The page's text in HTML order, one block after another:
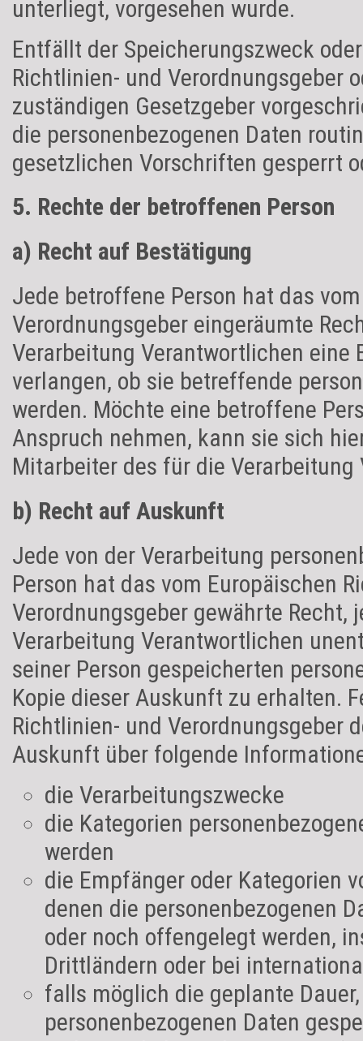
unterliegt, vorgesehen wurde.
Entfällt der Speicherungszweck
Richtlinien- und Verordnungsgeber
zuständigen Gesetzgeber
die personenbezogenen Daten
gesetzlichen Vorschriften gesperrt
5. Rechte der betroffenen Person
a) Recht auf Bestätigung
Jede betroffene Person hat das
Verordnungsgeber eingeräumte
Verarbeitung Verantwortlichen eine
verlangen, ob sie betreffende
werden. Möchte eine betroffene
Anspruch nehmen, kann sie sich
Mitarbeiter des für die
b) Recht auf Auskunft
Jede von der Verarbeitung
Person hat das vom Europäischen
Verordnungsgeber gewährte Recht,
Verarbeitung Verantwortlichen
seiner Person gespeicherten
Kopie dieser Auskunft zu erhalten.
Richtlinien- und Verordnungsgeber
Auskunft über folgende
die Verarbeitungszwecke
die Kategorien
werden
die Empfänger oder Kategorien
denen die personenbezogenen
oder noch offengelegt werden,
Drittländern oder bei
falls möglich die geplante
personenbezogenen Daten